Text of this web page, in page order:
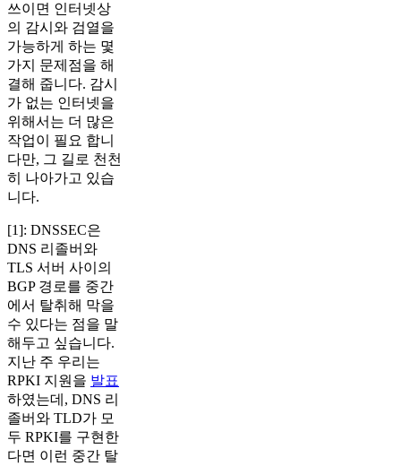
쓰이면 인터넷상
의 감시와 검열을
가능하게 하는 몇
가지 문제점을 해
결해 줍니다. 감시
가 없는 인터넷을
위해서는 더 많은
작업이 필요 합니
다만, 그 길로 ​천천
히 나아가고 있습
니다.
[1]: DNSSEC은
DNS 리졸버와
TLS 서버 사이의
BGP 경로를 중간
에서 탈취해 막을
수 있다는 점을 말
해두고 싶습니다.
지난 주 우리는
RPKI 지원을 발표
하였는데, DNS 리
졸버와 TLD가 모
두 RPKI를 구현한
다면 이런 중간 탈